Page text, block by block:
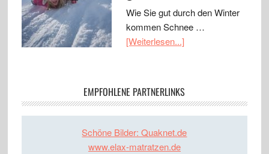
Wie Sie gut durch den Winter
kommen Schnee …
[Weiterlesen...]
EMPFOHLENE PARTNERLINKS
Schöne Bilder: Quaknet.de
www.elax-matratzen.de